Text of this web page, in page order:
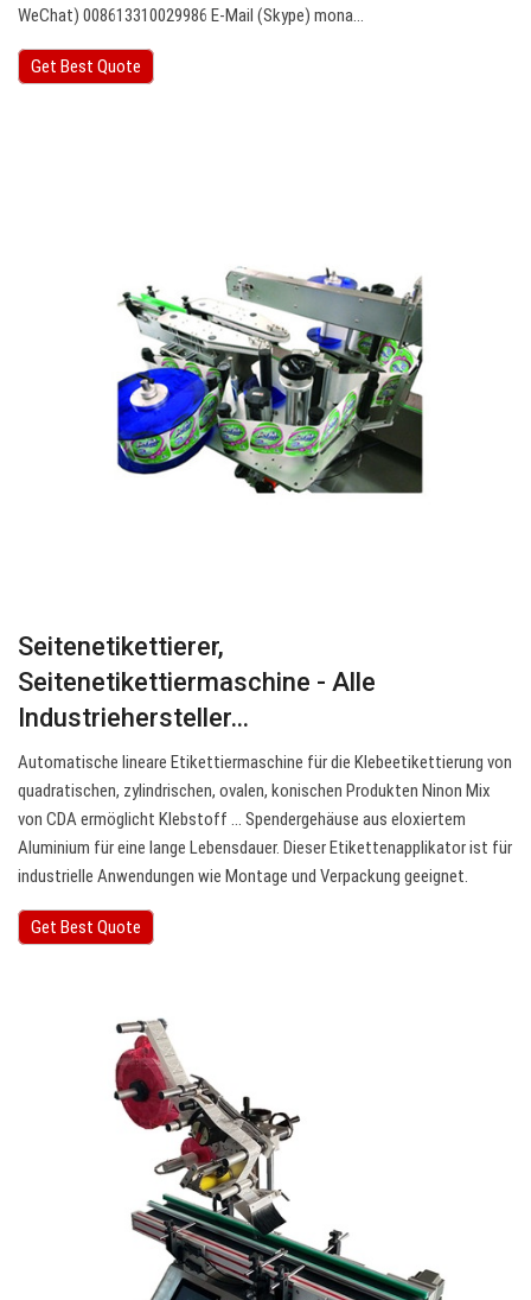
WeChat) 008613310029986 E-Mail (Skype) mona…
Get Best Quote
Seitenetikettierer,
Seitenetikettiermaschine - Alle
Industriehersteller…
Automatische lineare Etikettiermaschine für die Klebeetikettierung von
quadratischen, zylindrischen, ovalen, konischen Produkten Ninon Mix
von CDA ermöglicht Klebstoff … Spendergehäuse aus eloxiertem
Aluminium für eine lange Lebensdauer. Dieser Etikettenapplikator ist für
industrielle Anwendungen wie Montage und Verpackung geeignet.
Get Best Quote